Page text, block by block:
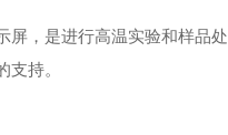
屏，是进行高温实验和样品处
持。